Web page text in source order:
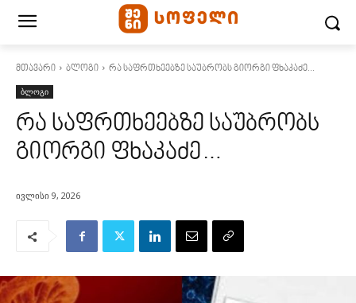
მთავარი ბლოგი რა საფრთხეებზე საუბრობს გიორგი ფხაკაძე...
ბლოგი
რა საფრთხეებზე საუბრობს
გიორგი ფხაკაძე…
ივლისი 9, 2026